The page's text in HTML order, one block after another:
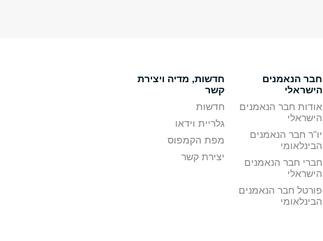
חבר הנאמנים
הישראלי
אודות חבר הנאמנים
הישראלי
יו"ר חבר הנאמנים
הבינלאומי
חברי חבר הנאמנים
הישראלי
פורטל חבר הנאמנים
הבינלאומי
חדשות, מדיה ויצירת
קשר
חדשות
גלריית וידאו
מפת הקמפוס
יצירת קשר